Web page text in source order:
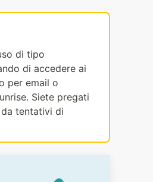
di tipo
di accedere ai
per email o
Siete pregati
tentativi di